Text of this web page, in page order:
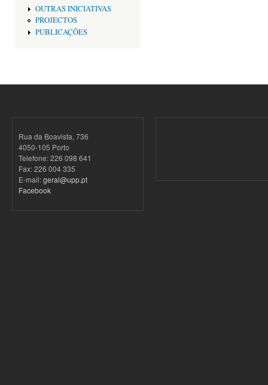
OUTRAS INICIATIVAS
PROJECTOS
PUBLICAÇÕES
Rua da Boavista, 736
4050-105 Porto
Telefone: 226 098 641
Fax: 226 004 335
E-mail:geral@upp.pt
Facebook